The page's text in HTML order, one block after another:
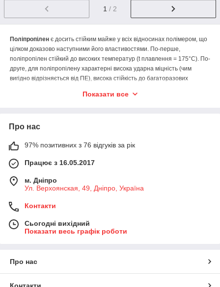
1 / 2
Поліпропілен є досить стійким майже у всіх відносинах полімером, що
цілком доказово наступними його властивостями. По-перше,
поліпропілен стійкий до високих температур (t плавлення = 175°С). По-
друге, для поліпропілену характерні висока ударна міцність (чим
вигідно відрізняється від ПЕ), висока стійкість до багаторазових
порівняємо з поліамідами. По-третє, внаслідок своєї неполярному
як спиртів, складних ефірів та кетонів (наприклад, ацетону) і кислот
поліпропілен стійкий до впливу водних розчинів неорганічних сполук -
Показати все
Про нас
97% позитивних з 76 відгуків за рік
Працює з 16.05.2017
м. Дніпро
Ул. Верхоянская, 49, Дніпро, Україна
Контакти
Сьогодні вихідний
Показати весь графік роботи
Про нас